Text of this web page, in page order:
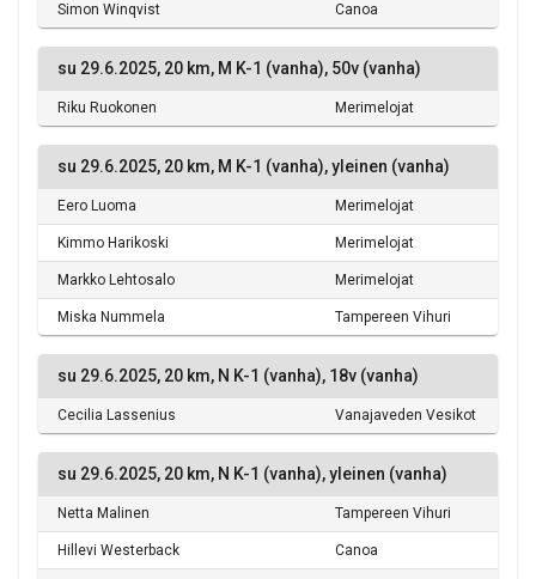
Simon Winqvist Canoa
su 29.6.2025, 20 km, M K-1 (vanha), 50v (vanha)
Riku Ruokonen Merimelojat
su 29.6.2025, 20 km, M K-1 (vanha), yleinen (vanha)
Eero Luoma Merimelojat
Kimmo Harikoski Merimelojat
Markko Lehtosalo Merimelojat
Miska Nummela Tampereen Vihuri
su 29.6.2025, 20 km, N K-1 (vanha), 18v (vanha)
Cecilia Lassenius Vanajaveden Vesikot
su 29.6.2025, 20 km, N K-1 (vanha), yleinen (vanha)
Netta Malinen Tampereen Vihuri
Hillevi Westerback Canoa